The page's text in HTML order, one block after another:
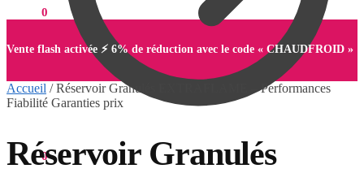
0,00€ 0
0
Vente flash activée ⚡ 6% de réduction avec le code « CHAUDFROID »
Accueil /Réservoir Granulés EXTRAFLAME – Performances
Fiabilité Garanties prix
Réservoir Granulés